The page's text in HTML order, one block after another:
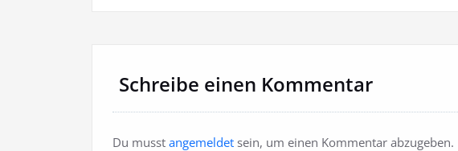
Schreibe einen Kommentar
Du musst angemeldet sein, um einen Kommentar abzugeben.